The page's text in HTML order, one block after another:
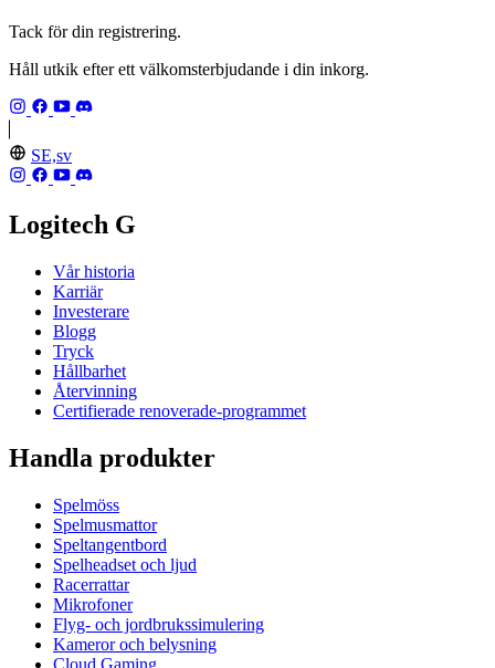
Tack för din registrering.
Håll utkik efter ett välkomsterbjudande i din inkorg.
SE,sv
Logitech G
Vår historia
Karriär
Investerare
Blogg
Tryck
Hållbarhet
Återvinning
Certifierade renoverade-programmet
Handla produkter
Spelmöss
Spelmusmattor
Speltangentbord
Spelheadset och ljud
Racerrattar
Mikrofoner
Flyg- och jordbrukssimulering
Kameror och belysning
Cloud Gaming